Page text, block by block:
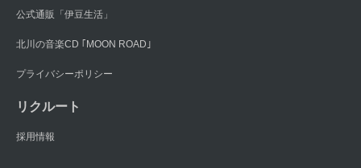
公式通販「伊豆生活」
北川の音楽CD ｢MOON ROAD｣
プライバシーポリシー
リクルート
採用情報